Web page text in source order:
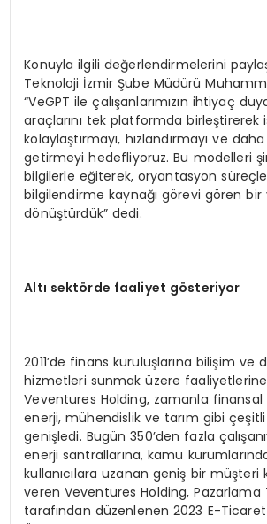
Konuyla ilgili değerlendirmelerini
Teknoloji İzmir Şube Müdürü
“VeGPT ile çalışanlarımızın ihtiyaç
araçlarını tek platformda birleştirerek
kolaylaştırmayı, hızlandırmayı ve
getirmeyi hedefliyoruz. Bu modelleri
bilgilerle eğiterek, oryantasyon
bilgilendirme kaynağı görevi gören bir
dönüştürdük” dedi.
Altı sektörde faaliyet gösteriyor
2011’de finans kuruluşlarına bilişim ve
hizmetleri sunmak üzere
Veventures Holding, zamanla finansal
enerji, mühendislik ve tarım gibi
genişledi. Bugün 350’den fazla
enerji santrallarına, kamu
kullanıcılara uzanan geniş bir
veren Veventures Holding, Pazarlama
tarafından düzenlenen 2023 E-